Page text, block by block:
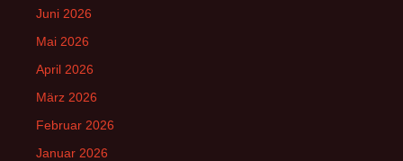
Juni 2026
Mai 2026
April 2026
März 2026
Februar 2026
Januar 2026